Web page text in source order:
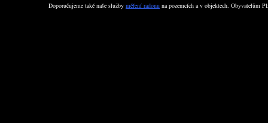
Doporučujeme také naše služby měření radonu na pozemcích a v objektech. Obyvatelům